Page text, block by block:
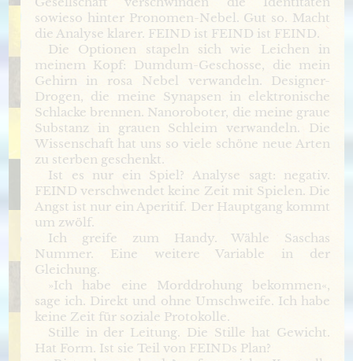
sowieso hinter Pronomen-Nebel. Gut so. Macht
die Analyse klarer. FEIND ist FEIND ist FEIND.
Die Optionen stapeln sich wie Leichen in
meinem Kopf: Dumdum-Geschosse, die mein
Gehirn in rosa Nebel verwandeln. Designer-
Drogen, die meine Synapsen in elektronische
Schlacke brennen. Nanoroboter, die meine graue
Substanz in grauen Schleim verwandeln. Die
Wissenschaft hat uns so viele schöne neue Arten
zu sterben geschenkt.
Ist es nur ein Spiel? Analyse sagt: negativ.
FEIND verschwendet keine Zeit mit Spielen. Die
Angst ist nur ein Aperitif. Der Hauptgang kommt
um zwölf.
Ich greife zum Handy. Wähle Saschas
Nummer. Eine weitere Variable in der
Gleichung.
»Ich habe eine Morddrohung bekommen«,
sage ich. Direkt und ohne Umschweife. Ich habe
keine Zeit für soziale Protokolle.
Stille in der Leitung. Die Stille hat Gewicht.
Hat Form. Ist sie Teil von FEINDs Plan?